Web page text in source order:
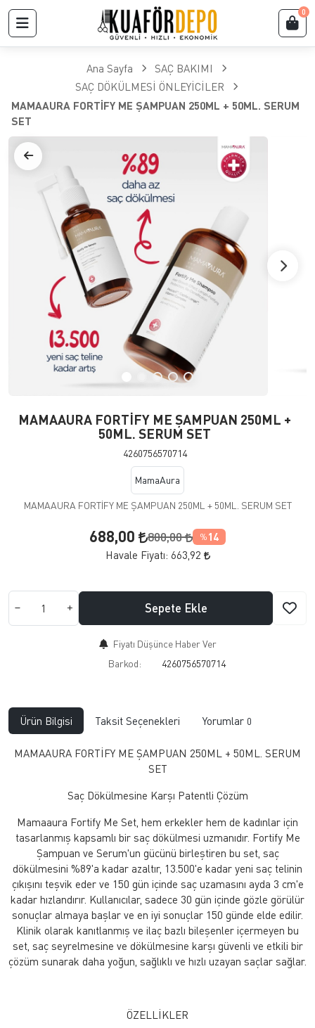
0
Ana Sayfa
SAÇ BAKIMI
SAÇ DÖKÜLMESİ ÖNLEYİCİLER
MAMAAURA FORTİFY ME ŞAMPUAN 250ML + 50ML. SERUM
SET
MAMAAURA FORTİFY ME ŞAMPUAN 250ML +
50ML. SERUM SET
4260756570714
MamaAura
MAMAAURA FORTİFY ME ŞAMPUAN 250ML + 50ML. SERUM SET
688,00 800,00 % 14
Havale Fiyatı: 663,92
Sepete Ekle
Fiyatı Düşünce Haber Ver
Barkod:
4260756570714
Ürün Bilgisi Taksit Seçenekleri Yorumlar 0
MAMAAURA FORTİFY ME ŞAMPUAN 250ML + 50ML. SERUM
SET
Saç Dökülmesine Karşı Patentli Çözüm
Mamaaura Fortify Me Set, hem erkekler hem de kadınlar için
tasarlanmış kapsamlı bir saç dökülmesi uzmanıdır. Fortify Me
Şampuan ve Serum'un gücünü birleştiren bu set, saç
dökülmesini %89'a kadar azaltır, 13.500'e kadar yeni saç telinin
çıkışını teşvik eder ve 150 gün içinde saç uzamasını ayda 3 cm'e
kadar hızlandırır. Kullanıcılar, sadece 30 gün içinde gözle görülür
sonuçlar almaya başlar ve en iyi sonuçlar 150 günde elde edilir.
Klinik olarak kanıtlanmış ve ilaç bazlı bileşenler içermeyen bu
set, saç seyrelmesine ve dökülmesine karşı güvenli ve etkili bir
çözüm sunarak daha yoğun, sağlıklı ve hızlı uzayan saçlar sağlar.
ÖZELLİKLER